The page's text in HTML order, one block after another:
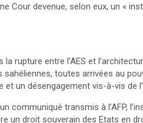
Cour devenue, selon eux, un «
rupture entre l’AES et
toutes arrivées au
un désengagement vis-à-vis de
communiqué transmis à l’AFP,
un droit souverain des Etats en